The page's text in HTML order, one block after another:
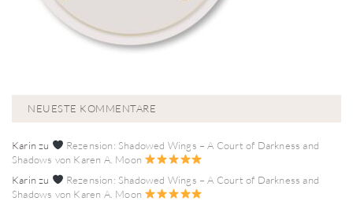
NEUESTE KOMMENTARE
Karinzu
Rezension: Shadowed Wings – A Court of Darkness and
Shadows von Karen A. Moon
Karinzu
Rezension: Shadowed Wings – A Court of Darkness and
Shadows von Karen A. Moon